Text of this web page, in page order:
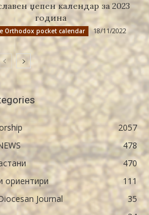
џепен календар за 2023
година
Orthodox pocket calendar 18/11/2022
2057
478
470
ориентири
111
Journal
35